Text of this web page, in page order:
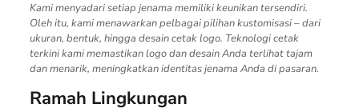
Kami menyadari setiap jenama memiliki keunikan tersendiri.
Oleh itu, kami menawarkan pelbagai pilihan kustomisasi – dari
ukuran, bentuk, hingga desain cetak logo. Teknologi cetak
terkini kami memastikan logo dan desain Anda terlihat tajam
dan menarik, meningkatkan identitas jenama Anda di pasaran.
Ramah Lingkungan